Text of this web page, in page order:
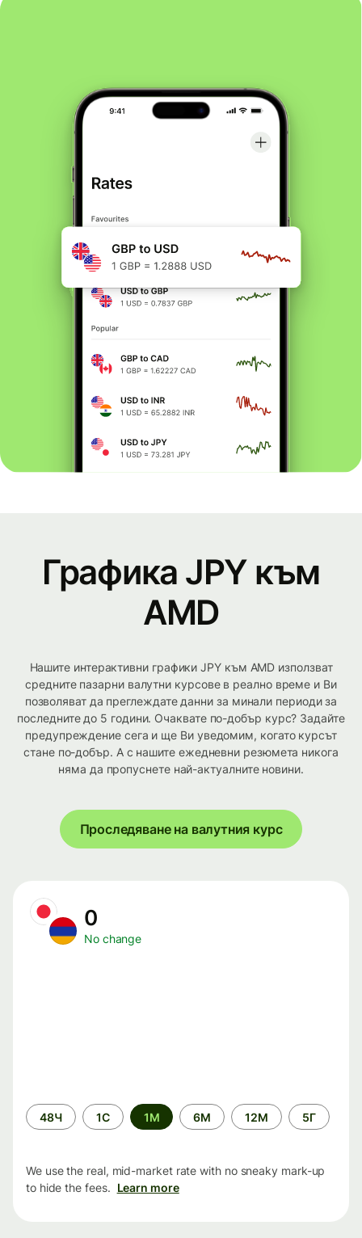
Графика JPY към
AMD
Нашите интерактивни графики JPY към AMD използват
средните пазарни валутни курсове в реално време и Ви
позволяват да преглеждате данни за минали периоди за
последните до 5 години. Очаквате по-добър курс? Задайте
предупреждение сега и ще Ви уведомим, когато курсът
стане по-добър. А с нашите ежедневни резюмета никога
няма да пропуснете най-актуалните новини.
Проследяване на валутния курс
0
No change
Time
period
48Ч 1С 1М 6М 12М 5Г
We use the real, mid-market rate with no sneaky mark-up
to hide the fees. Learn more